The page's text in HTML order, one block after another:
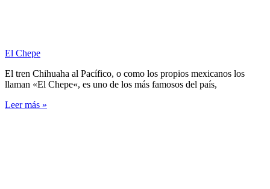
El Chepe
El tren Chihuaha al Pacífico, o como los propios mexicanos los
llaman «El Chepe«, es uno de los más famosos del país,
Leer más »